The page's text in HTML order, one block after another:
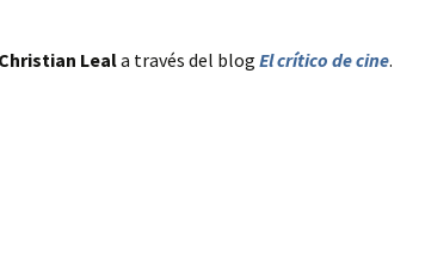
Christian Leala través del blog El crítico de cine.